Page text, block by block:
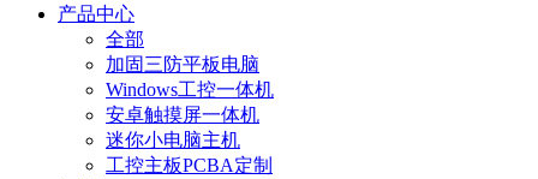
产品中心
全部
加固三防平板电脑
Windows工控一体机
安卓触摸屏一体机
迷你小电脑主机
工控主板PCBA定制